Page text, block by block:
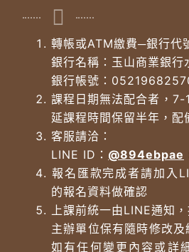
轉帳或ATM繳費─銀行代
銀行名稱：玉山商業銀行
銀行帳號：
課程日期無法配合者，7-
延課程時間保留半年，配
客服請洽：
LINE ID： @894ebpae
報名匯款完成者請加入
的報名資料做確認
上課前統一由LINE通知
主辦單位保有隨時修改及
如有任何變更內容或詳